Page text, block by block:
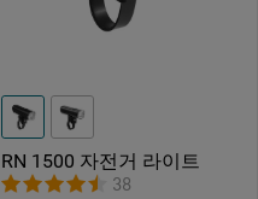
RN 1500 자전거 라이트
38